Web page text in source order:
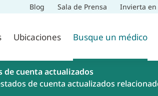
Blog Sala de Prensa Invierta en
Ubicaciones Busque un médico
cuenta actualizados
de cuenta actualizados